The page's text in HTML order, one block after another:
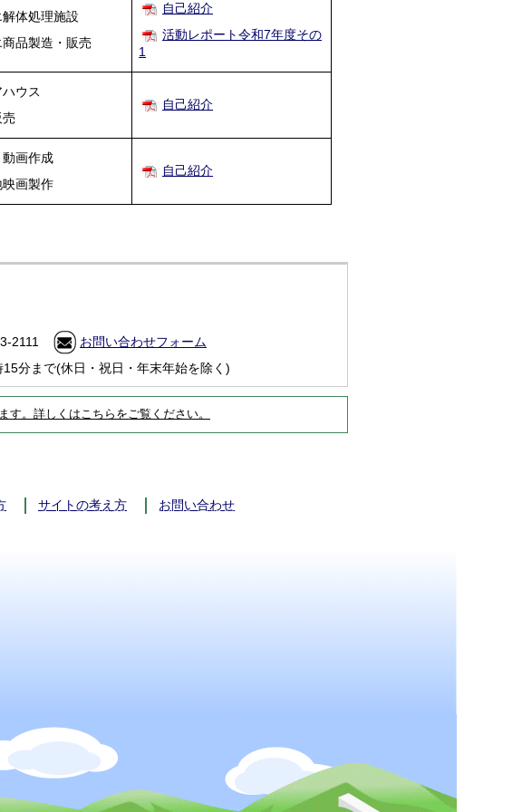
解体処理施設
商品製造・販売
自己紹介
活動レポート令和7年度その
1
ウス
自己紹介
画作成
映画製作
自己紹介
2111
お問い合わせフォーム
分まで(休日・祝日・年末年始を除く)
。詳しくはこちらをご覧ください。
サイトの考え方 お問い合わせ